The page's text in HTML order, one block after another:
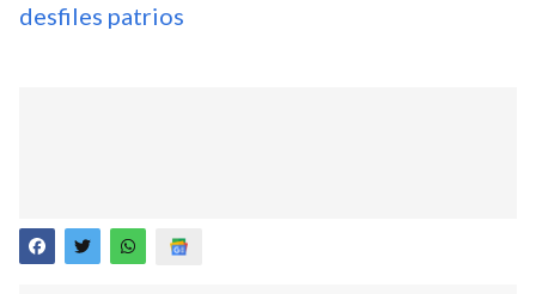
desfiles patrios